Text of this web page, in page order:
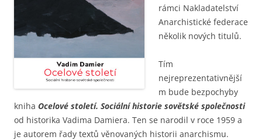
rámci Nakladatelství
Anarchistické federace
několik nových titulů.
Tím
nejreprezentativnější
m bude bezpochyby
kniha Ocelové století. Sociální historie sovětské společnosti
od historika Vadima Damiera. Ten se narodil v roce 1959 a
je autorem řady textů věnovaných historii anarchismu.